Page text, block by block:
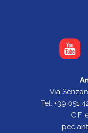
Via
Tel. +39 051
C.F.